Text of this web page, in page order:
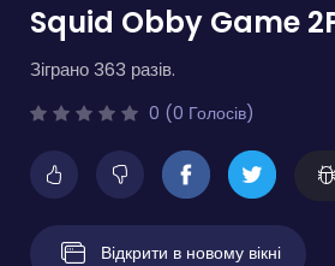
Squid Obby Game
Зіграно 363 разів.
0 (0 Голосів)
Відкрити в новому вікні